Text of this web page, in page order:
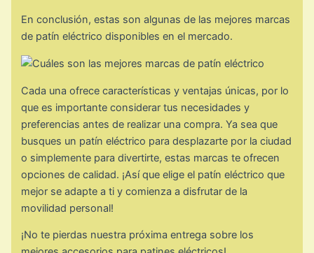
En conclusión, estas son algunas de las mejores marcas
de patín eléctrico disponibles en el mercado.
Cada una ofrece características y ventajas únicas, por lo
que es importante considerar tus necesidades y
preferencias antes de realizar una compra. Ya sea que
busques un patín eléctrico para desplazarte por la ciudad
o simplemente para divertirte, estas marcas te ofrecen
opciones de calidad. ¡Así que elige el patín eléctrico que
mejor se adapte a ti y comienza a disfrutar de la
movilidad personal!
¡No te pierdas nuestra próxima entrega sobre los